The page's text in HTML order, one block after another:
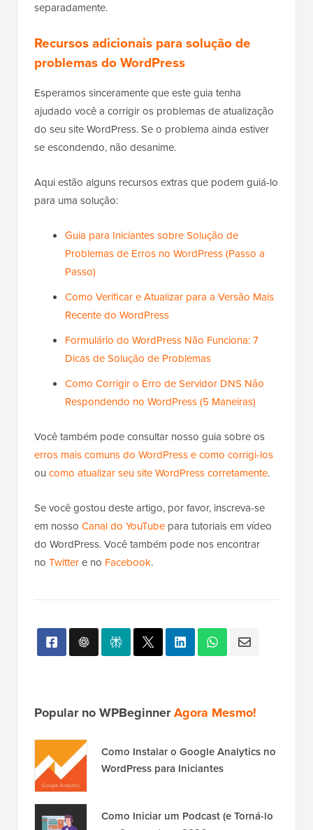
separadamente.
Recursos adicionais para solução de
problemas do WordPress
Esperamos sinceramente que este guia tenha
ajudado você a corrigir os problemas de atualização
do seu site WordPress. Se o problema ainda estiver
se escondendo, não desanime.
Aqui estão alguns recursos extras que podem guiá-lo
para uma solução:
Guia para Iniciantes sobre Solução de
Problemas de Erros no WordPress (Passo a
Passo)
Como Verificar e Atualizar para a Versão Mais
Recente do WordPress
Formulário do WordPress Não Funciona: 7
Dicas de Solução de Problemas
Como Corrigir o Erro de Servidor DNS Não
Respondendo no WordPress (5 Maneiras)
Você também pode consultar nosso guia sobre os
erros mais comuns do WordPress e como corrigi-los
ou como atualizar seu site WordPress corretamente.
Se você gostou deste artigo, por favor, inscreva-se
em nosso Canal do YouTube para tutoriais em vídeo
do WordPress. Você também pode nos encontrar
no Twittere no Facebook.
Popular no WPBeginnerAgora Mesmo!
Como Instalar o Google Analytics no
WordPress para Iniciantes
Como Iniciar um Podcast (e Torná-lo